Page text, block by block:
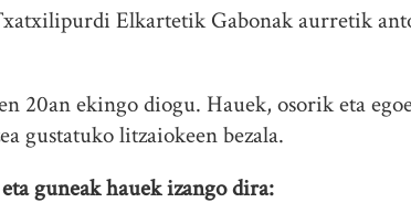
Elkartetik Gabonak aurretik
20an ekingo diogu. Hauek, osorik eta
gustatuko litzaiokeen bezala.
guneak hauek izango dira: